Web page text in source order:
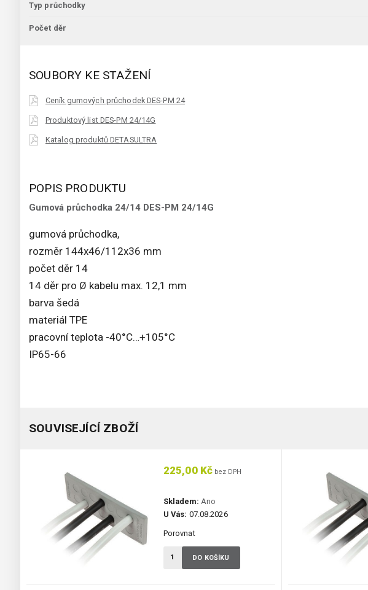
Typ průchodky
Počet děr
SOUBORY KE STAŽENÍ
Ceník gumových průchodek DES-PM 24
Produktový list DES-PM 24/14G
Katalog produktů DETASULTRA
POPIS PRODUKTU
Gumová průchodka 24/14 DES-PM 24/14G
gumová průchodka,
rozměr 144x46/112x36 mm
počet děr 14
14 děr pro Ø kabelu max. 12,1 mm
barva šedá
materiál TPE
pracovní teplota -40°C…+105°C
IP65-66
SOUVISEJÍCÍ ZBOŽÍ
225,00 Kč bez DPH
Skladem: Ano
U Vás: 07.08.2026
Porovnat
DO KOŠÍKU